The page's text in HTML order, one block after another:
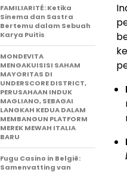
FAMILIARITÉ: Ketika
Sinema dan Sastra
Bertemu dalam Sebuah
Karya Puitis
MONDEVITA
MENGAKUISISI SAHAM
MAYORITAS DI
UNDERSCORE DISTRICT,
PERUSAHAAN INDUK
MAGLIANO, SEBAGAI
LANGKAH KEDUA DALAM
MEMBANGUN PLATFORM
MEREK MEWAH ITALIA
BARU
Fugu Casino in België:
Samenvatting van